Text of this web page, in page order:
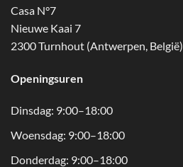
Casa N°7
Nieuwe Kaai 7
2300 Turnhout (Antwerpen, België)
Openingsuren
Dinsdag: 9:00–18:00
Woensdag: 9:00–18:00
Donderdag: 9:00–18:00